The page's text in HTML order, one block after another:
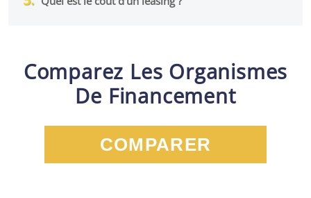
Comparez Les Organismes
De Financement
COMPARER